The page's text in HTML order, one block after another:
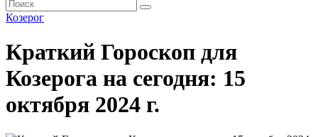
Козерог
Краткий Гороскоп для
Козерога на сегодня: 15
октября 2024 г.